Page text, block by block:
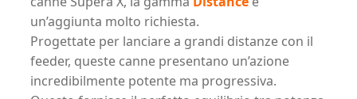
un’aggiunta molto richiesta.
Progettate per lanciare a grandi distanze con il
feeder, queste canne presentano un’azione
incredibilmente potente ma progressiva.